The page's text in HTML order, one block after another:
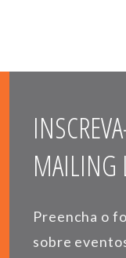
MAILING
Preencha o
sobre